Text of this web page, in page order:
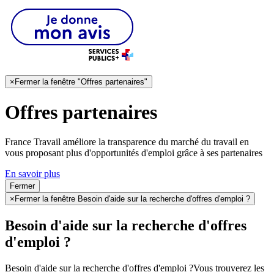
×Fermer la fenêtre "Offres partenaires"
Offres partenaires
France Travail améliore la transparence du marché du travail en
vous proposant plus d'opportunités d'emploi grâce à ses partenaires
En savoir plus
Fermer
× Fermer la fenêtre Besoin d'aide sur la recherche d'offres d'emploi ?
Besoin d'aide sur la recherche d'offres
d'emploi ?
Besoin d'aide sur la recherche d'offres d'emploi ?Vous trouverez les